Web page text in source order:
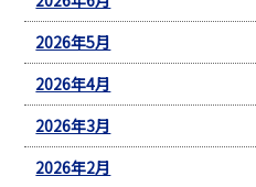
2026年5月
2026年4月
2026年3月
2026年2月